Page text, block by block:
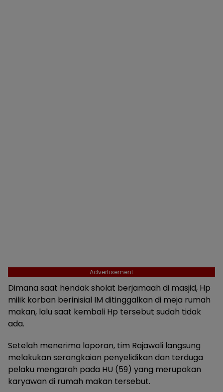
Advertisement
Dimana saat hendak sholat berjamaah di masjid, Hp
milik korban berinisial IM ditinggalkan di meja rumah
makan, lalu saat kembali Hp tersebut sudah tidak
ada.
Setelah menerima laporan, tim Rajawali langsung
melakukan serangkaian penyelidikan dan terduga
pelaku mengarah pada HU (59) yang merupakan
karyawan di rumah makan tersebut.